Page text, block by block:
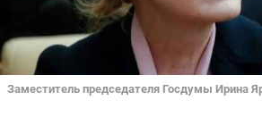
Заместитель председателя Госдумы Ирина